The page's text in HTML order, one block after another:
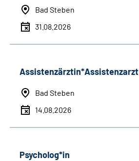
Bad Steben
31.08.2026
Assistenzärztin*Assistenzarzt
Bad Steben
14.08.2026
Psycholog*in